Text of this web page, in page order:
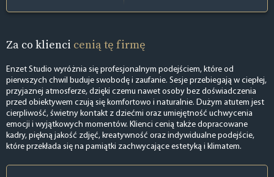
Za co klienci cenią tę firmę
Enzet Studio wyróżnia się profesjonalnym podejściem, które od
pierwszych chwil buduje swobodę i zaufanie. Sesje przebiegają w ciepłej,
przyjaznej atmosferze, dzięki czemu nawet osoby bez doświadczenia
przed obiektywem czują się komfortowo i naturalnie. Dużym atutem jest
cierpliwość, świetny kontakt z dziećmi oraz umiejętność uchwycenia
emocji i wyjątkowych momentów. Klienci cenią także dopracowane
kadry, piękną jakość zdjęć, kreatywność oraz indywidualne podejście,
które przekłada się na pamiątki zachwycające estetyką i klimatem.